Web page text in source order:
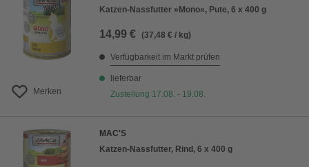
Merken
Katzen-Nassfutter »Mono«, Pute, 6 x 400 g
14,99 € (37,48 € / kg)
Verfügbarkeit im Markt prüfen
lieferbar
Zustellung 17.08. - 19.08.
MAC'S
Katzen-Nassfutter, Rind, 6 x 400 g